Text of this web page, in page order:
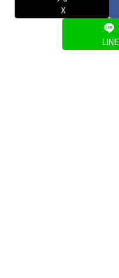
X
LINE